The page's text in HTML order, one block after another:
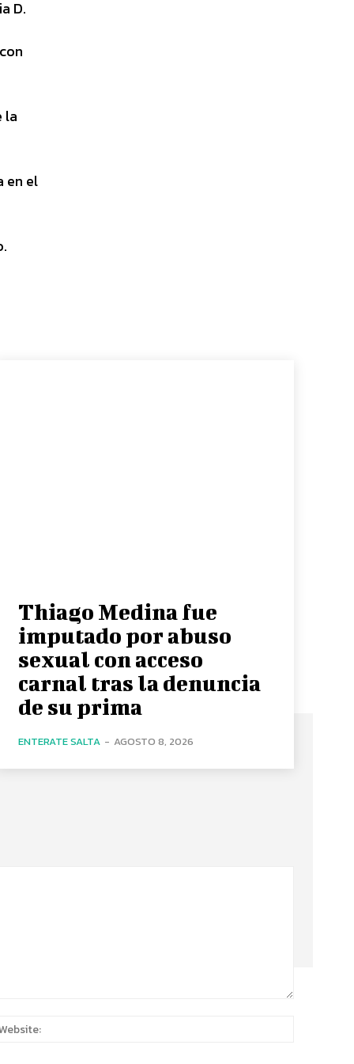
D.
la
en el
Thiago Medina fue
imputado por abuso
sexual con acceso
carnal tras la denuncia
de su prima
ENTERATE SALTA - AGOSTO 8, 2026